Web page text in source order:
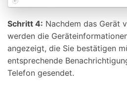
Schritt 4: Nachdem das Gerät
werden die
angezeigt, die Sie bestätigen
entsprechende
Telefon gesendet.